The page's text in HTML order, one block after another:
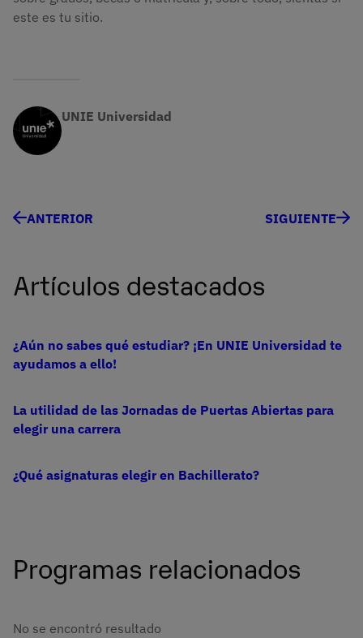
este es tu sitio.
UNIE Universidad
ANTERIOR SIGUIENTE
Artículos destacados
¿Aún no sabes qué estudiar? ¡En UNIE Universidad te
ayudamos a ello!
La utilidad de las Jornadas de Puertas Abiertas para
elegir una carrera
¿Qué asignaturas elegir en Bachillerato?
Programas relacionados
No se encontró resultado